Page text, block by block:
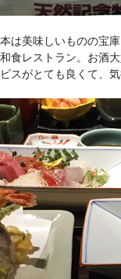
は美味しいものの宝庫
食レストラン。お酒
スがとても良くて、